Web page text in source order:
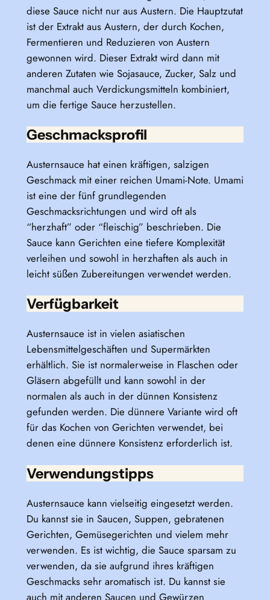
diese Sauce nicht nur aus Austern. Die Hauptzutat
ist der Extrakt aus Austern, der durch Kochen,
Fermentieren und Reduzieren von Austern
gewonnen wird. Dieser Extrakt wird dann mit
anderen Zutaten wie Sojasauce, Zucker, Salz und
manchmal auch Verdickungsmitteln kombiniert,
um die fertige Sauce herzustellen.
Geschmacksprofil
Austernsauce hat einen kräftigen, salzigen
Geschmack mit einer reichen Umami-Note. Umami
ist eine der fünf grundlegenden
Geschmacksrichtungen und wird oft als
“herzhaft” oder “fleischig” beschrieben. Die
Sauce kann Gerichten eine tiefere Komplexität
verleihen und sowohl in herzhaften als auch in
leicht süßen Zubereitungen verwendet werden.
Verfügbarkeit
Austernsauce ist in vielen asiatischen
Lebensmittelgeschäften und Supermärkten
erhältlich. Sie ist normalerweise in Flaschen oder
Gläsern abgefüllt und kann sowohl in der
normalen als auch in der dünnen Konsistenz
gefunden werden. Die dünnere Variante wird oft
für das Kochen von Gerichten verwendet, bei
denen eine dünnere Konsistenz erforderlich ist.
Verwendungstipps
Austernsauce kann vielseitig eingesetzt werden.
Du kannst sie in Saucen, Suppen, gebratenen
Gerichten, Gemüsegerichten und vielem mehr
verwenden. Es ist wichtig, die Sauce sparsam zu
verwenden, da sie aufgrund ihres kräftigen
Geschmacks sehr aromatisch ist. Du kannst sie
auch mit anderen Saucen und Gewürzen